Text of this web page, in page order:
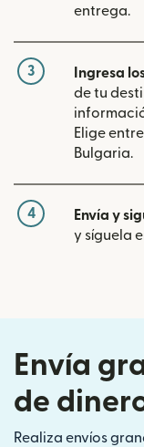
entrega.
3 Ingresa
de tu
Elige
Bulgaria.
4 Envía y
y síguela
Envía
de
Realiza envíos